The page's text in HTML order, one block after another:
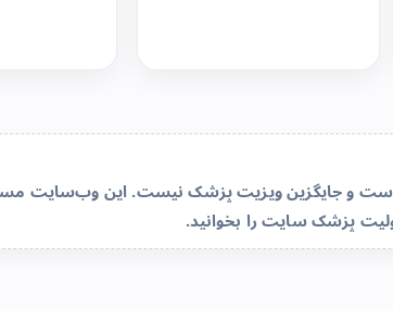
و جایگزین ویزیت پزشک نیست. این وب‌سایت
پزشک سایترا بخوانید.